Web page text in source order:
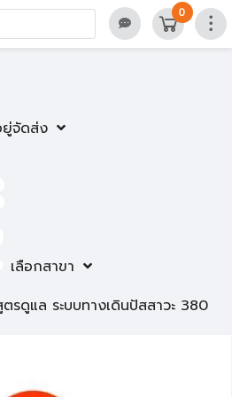
ยู่จัดส่ง
เลือกสาขา
0
รดูแล ระบบทางเดินปัสสาวะ 380